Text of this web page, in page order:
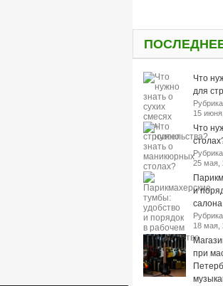
Что
для
15
Что
25 мая,
и
салона
18 мая,
при